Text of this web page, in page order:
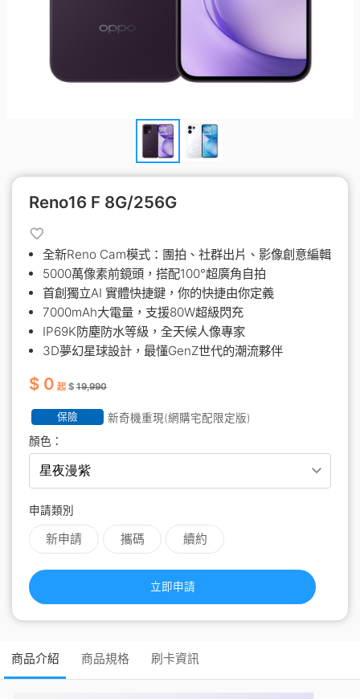
Reno16 F 8G/256G
全新Reno Cam模式：團拍、社群出片、影像創意編輯
5000萬像素前鏡頭，搭配100°超廣角自拍
首創獨立AI 實體快捷鍵，你的快捷由你定義
7000mAh大電量，支援80W超級閃充
IP69K防塵防水等級，全天候人像專家
3D夢幻星球設計，最懂GenZ世代的潮流夥伴
$ 0 起 $19,990
保險
新奇機重現(網購宅配限定版)
顏色：
申請類別
新申請 攜碼 續約
立即申請
商品介紹 商品規格 刷卡資訊